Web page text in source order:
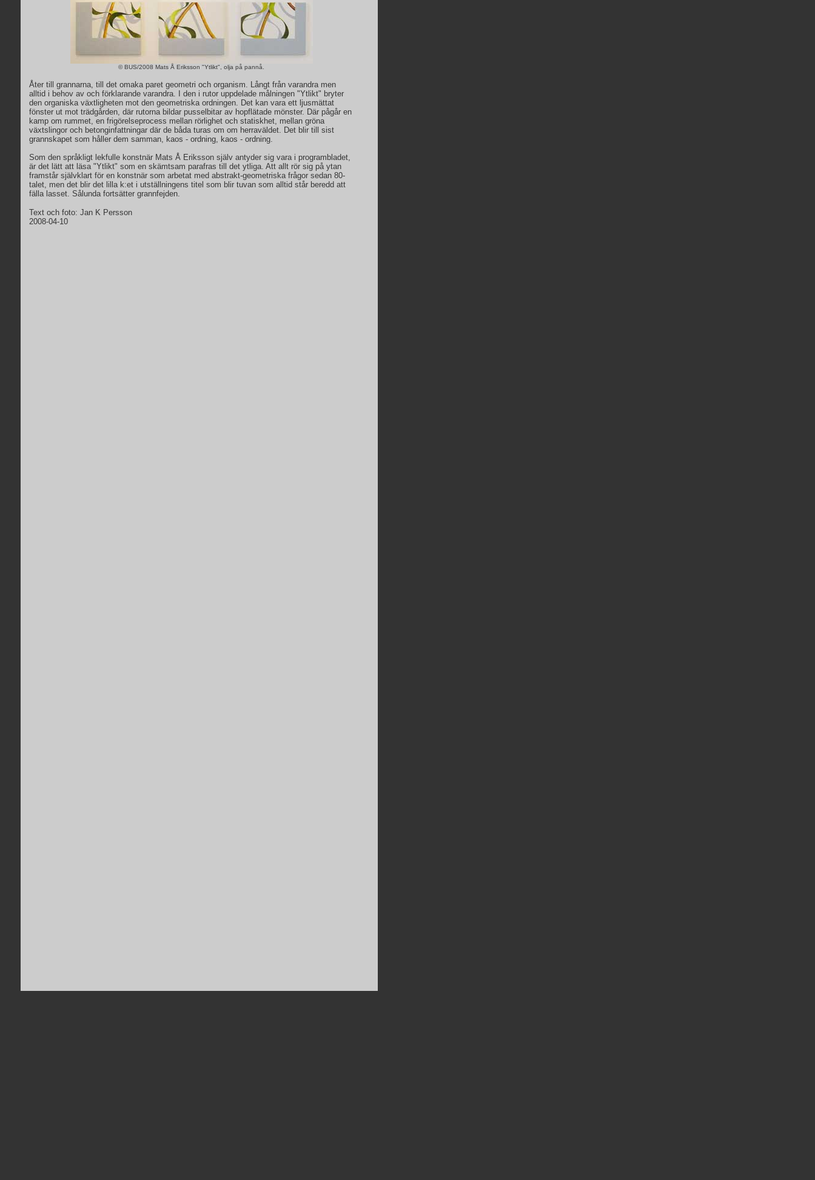
© BUS/2008 Mats Å Eriksson "Ytlikt", olja på pannå.
Åter till grannarna, till det omaka paret geometri och organism. Långt från varandra men
alltid i behov av och förklarande varandra. I den i rutor uppdelade målningen "Ytlikt" bryter
den organiska växtligheten mot den geometriska ordningen. Det kan vara ett ljusmättat
fönster ut mot trädgården, där rutorna bildar pusselbitar av hopflätade mönster. Där pågår en
kamp om rummet, en frigörelseprocess mellan rörlighet och statiskhet, mellan gröna
växtslingor och betonginfattningar där de båda turas om om herraväldet. Det blir till sist
grannskapet som håller dem samman, kaos - ordning, kaos - ordning.
Som den språkligt lekfulle konstnär Mats Å Eriksson själv antyder sig vara i programbladet,
är det lätt att läsa "Ytlikt" som en skämtsam parafras till det ytliga. Att allt rör sig på ytan
framstår självklart för en konstnär som arbetat med abstrakt-geometriska frågor sedan 80-
talet, men det blir det lilla k:et i utställningens titel som blir tuvan som alltid står beredd att
fälla lasset. Sålunda fortsätter grannfejden.
Text och foto: Jan K Persson
2008-04-10